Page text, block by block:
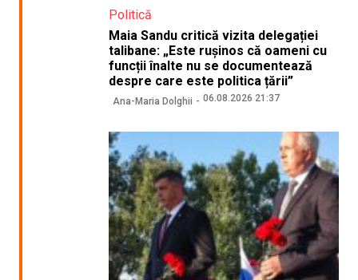
Politică
Maia Sandu critică vizita delegației
talibane: „Este rușinos că oameni cu
funcții înalte nu se documentează
despre care este politica țării”
Ana-Maria Dolghii 06.08.2026 21:37